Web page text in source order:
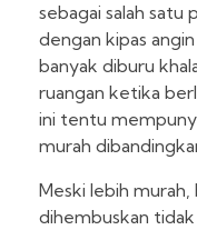
sebagai salah satu
dengan kipas
banyak diburu
ruangan ketika
ini tentu
murah
Meski lebih murah,
dihembuskan